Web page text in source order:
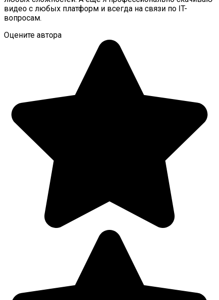
видео с любых платформ и всегда на связи по IT-
вопросам.
Оцените автора